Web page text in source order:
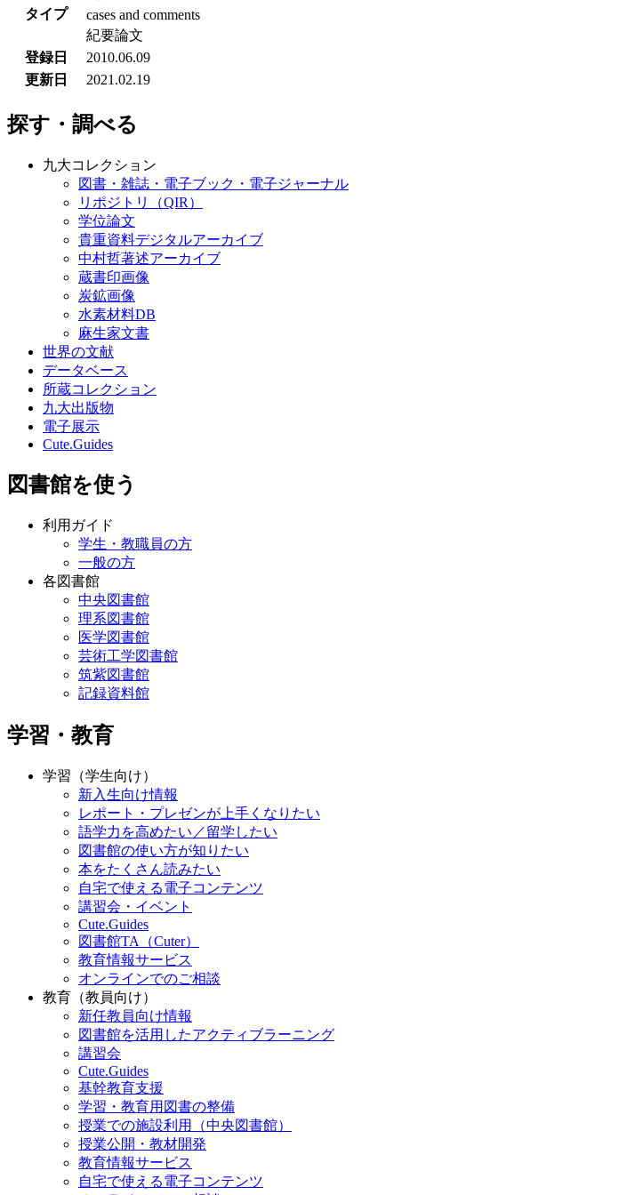
タイプ
cases and comments
紀要論文
登録日
2010.06.09
更新日
2021.02.19
探す・調べる
九大コレクション
図書・雑誌・電子ブック・電子ジャーナル
リポジトリ（QIR）
学位論文
貴重資料デジタルアーカイブ
中村哲著述アーカイブ
蔵書印画像
炭鉱画像
水素材料DB
麻生家文書
世界の文献
データベース
所蔵コレクション
九大出版物
電子展示
Cute.Guides
図書館を使う
利用ガイド
学生・教職員の方
一般の方
各図書館
中央図書館
理系図書館
医学図書館
芸術工学図書館
筑紫図書館
記録資料館
学習・教育
学習（学生向け）
新入生向け情報
レポート・プレゼンが上手くなりたい
語学力を高めたい／留学したい
図書館の使い方が知りたい
本をたくさん読みたい
自宅で使える電子コンテンツ
講習会・イベント
Cute.Guides
図書館TA（Cuter）
教育情報サービス
オンラインでのご相談
教育（教員向け）
新任教員向け情報
図書館を活用したアクティブラーニング
講習会
Cute.Guides
基幹教育支援
学習・教育用図書の整備
授業での施設利用（中央図書館）
授業公開・教材開発
教育情報サービス
自宅で使える電子コンテンツ